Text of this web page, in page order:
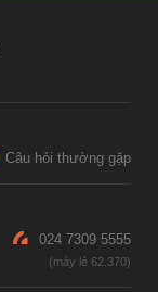
Câu hỏi thường gặp
024 7309 5555